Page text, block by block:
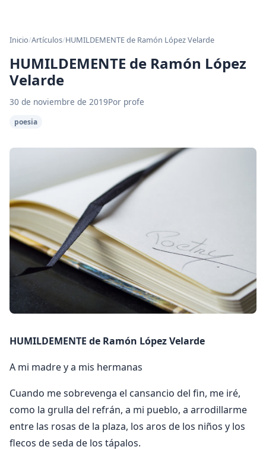
Inicio/Artículos/HUMILDEMENTE de Ramón López Velarde
HUMILDEMENTE de Ramón López
Velarde
30 de noviembre de 2019Por profe
poesia
HUMILDEMENTE de Ramón López Velarde
A mi madre y a mis hermanas
Cuando me sobrevenga el cansancio del fin, me iré,
como la grulla del refrán, a mi pueblo, a arrodillarme
entre las rosas de la plaza, los aros de los niños y los
flecos de seda de los tápalos.